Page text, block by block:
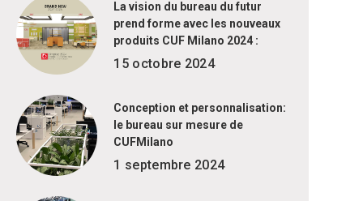
La vision du bureau du futur
prend forme avec les nouveaux
produits CUF Milano 2024 :
15 octobre 2024
Conception et personnalisation:
le bureau sur mesure de
CUFMilano
1 septembre 2024